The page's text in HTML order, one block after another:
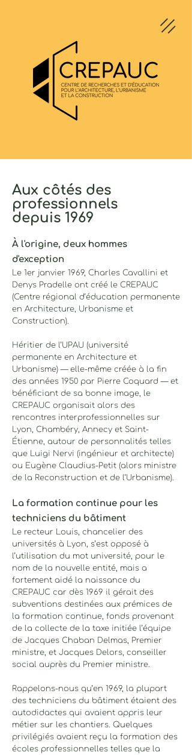
Aux côtés des
professionnels
depuis 1969
À l'origine, deux hommes
d'exception
Le 1er janvier 1969, Charles Cavallini et
Denys Pradelle ont créé le CREPAUC
(Centre régional d’éducation permanente
en Architecture, Urbanisme et
Construction).
Héritier de l’UPAU (université
permanente en Architecture et
Urbanisme) — elle-même créée à la fin
des années 1950 par Pierre Coquard — et
bénéficiant de sa bonne image, le
CREPAUC organisait alors des
rencontres interprofessionnelles sur
Lyon, Chambéry, Annecy et Saint-
Étienne, autour de personnalités telles
que Luigi Nervi (ingénieur et architecte)
ou Eugène Claudius-Petit (alors ministre
de la Reconstruction et de l’Urbanisme).
La formation continue pour les
techniciens du bâtiment
Le recteur Louis, chancelier des
universités à Lyon, s’est opposé à
l’utilisation du mot université, pour le
nom de la nouvelle entité, mais a
fortement aidé la naissance du
CREPAUC car dès 1969 il gérait des
subventions destinées aux prémices de
la formation continue, fonds provenant
de la collecte de la taxe initiée l’équipe
de Jacques Chaban Delmas, Premier
ministre, et Jacques Delors, conseiller
social auprès du Premier ministre.
Rappelons-nous qu’en 1969, la plupart
des techniciens du bâtiment étaient des
autodidactes qui avaient appris leur
métier sur les chantiers. Quelques
privilégiés avaient reçu la formation des
écoles professionnelles telles que la